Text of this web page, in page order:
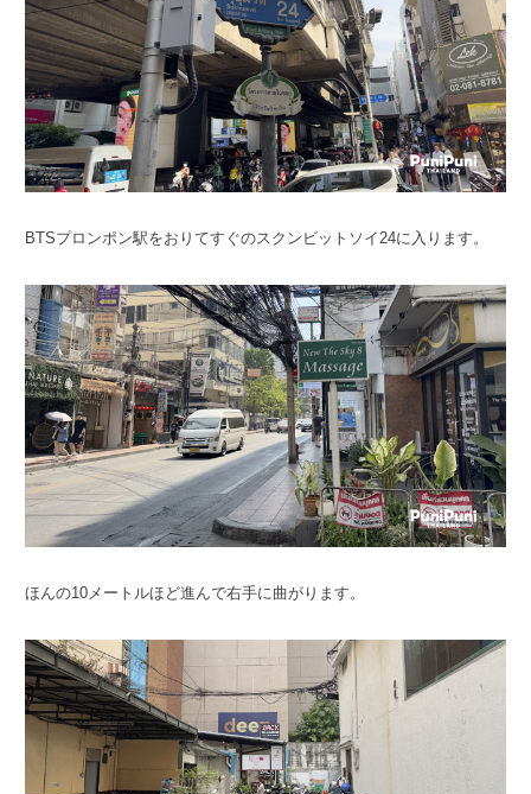
BTSプロンポン駅をおりてすぐのスクンビットソイ24に入ります。
ほんの10メートルほど進んで右手に曲がります。